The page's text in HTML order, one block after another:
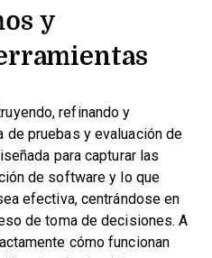
y
refinando y
de pruebas y evaluación de
para capturar las
de software y lo que
efectiva, centrándose en
de toma de decisiones. A
cómo funcionan